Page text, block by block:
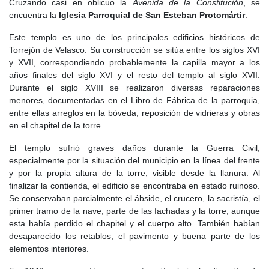
parte del mayorazgo de Alvar Gómez de Ciudad Real, secretario
del rey. Sin embargo, este noble se pasó al bando del infante don
que se escenificó la deposición simbólica de Enrique IV. Como
castigo, el monarca encargó a Pedro Arias Dávila que sitiara la
villa de Torrejón.
El asedio fue duro y la fortaleza terminó rindiéndose por hambre
en junio de 1465. A partir de entonces, Torrejón pasó a manos de
Pedro Arias Dávila, que incorporó la villa y sus privilegios a sus
dominios. Su familia, los Arias Dávila, sería fundamental en la
Arias Dávila, quien sería elevado en 1523 por Carlos V a conde
de Puñonrostro.
Durante este siglo se consolidó también la importancia
económica de Torrejón, especialmente vinculada al mercado
ganadero, la lana y la carne. La villa contó con mercados
semanales y con una feria anual de ganado celebrada por
Semana Santa, libre de alcabalas, a la que acudían vecinos de
toda la comarca.
Cruzando casi en oblicuo laAvenida de la Constitución, se
encuentra la Iglesia Parroquial de San Esteban Protomártir.
Este templo es uno de los principales edificios históricos de
Torrejón de Velasco. Su construcción se sitúa entre los siglos XVI
y XVII, correspondiendo probablemente la capilla mayor a los
años finales del siglo XVI y el resto del templo al siglo XVII.
Durante el siglo XVIII se realizaron diversas reparaciones
menores, documentadas en el Libro de Fábrica de la parroquia,
entre ellas arreglos en la bóveda, reposición de vidrieras y obras
en el chapitel de la torre.
El templo sufrió graves daños durante la Guerra Civil,
especialmente por la situación del municipio en la línea del frente
y por la propia altura de la torre, visible desde la llanura. Al
finalizar la contienda, el edificio se encontraba en estado ruinoso.
Se conservaban parcialmente el ábside, el crucero, la sacristía, el
primer tramo de la nave, parte de las fachadas y la torre, aunque
esta había perdido el chapitel y el cuerpo alto. También habían
desaparecido los retablos, el pavimento y buena parte de los
elementos interiores.